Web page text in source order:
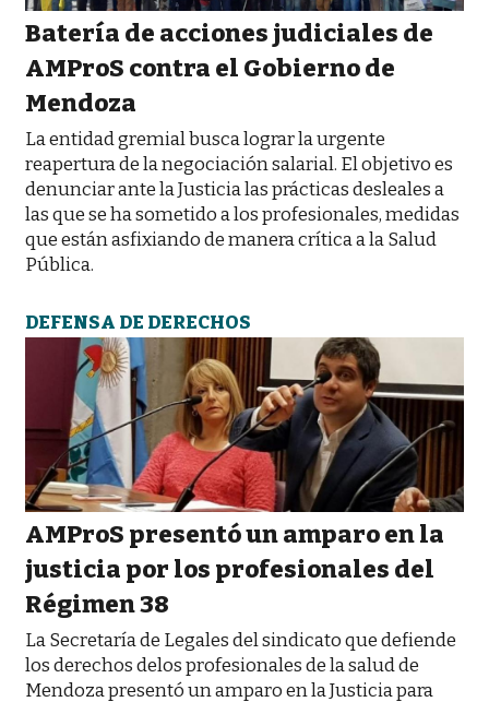
Batería de acciones judiciales de
AMProS contra el Gobierno de
Mendoza
La entidad gremial busca lograr la urgente
reapertura de la negociación salarial. El objetivo es
denunciar ante la Justicia las prácticas desleales a
las que se ha sometido a los profesionales, medidas
que están asfixiando de manera crítica a la Salud
Pública.
DEFENSA DE DERECHOS
AMProS presentó un amparo en la
justicia por los profesionales del
Régimen 38
La Secretaría de Legales del sindicato que defiende
los derechos delos profesionales de la salud de
Mendoza presentó un amparo en la Justicia para